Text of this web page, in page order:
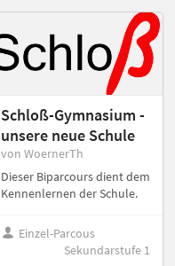
Schloß-Gymnasium -
unsere neue Schule
von WoernerTh
Dieser Biparcours dient dem
Kennenlernen der Schule.
Einzel-Parcous
Sekundarstufe 1